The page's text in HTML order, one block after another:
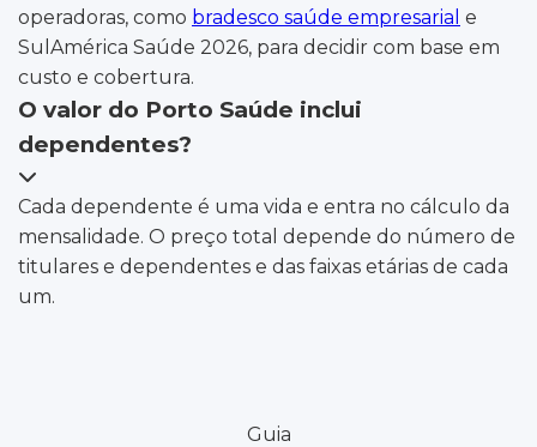
operadoras, como bradesco saúde empresarial e
SulAmérica Saúde 2026, para decidir com base em
custo e cobertura.
O valor do Porto Saúde inclui
dependentes?
Cada dependente é uma vida e entra no cálculo da
mensalidade. O preço total depende do número de
titulares e dependentes e das faixas etárias de cada
um.
Guia